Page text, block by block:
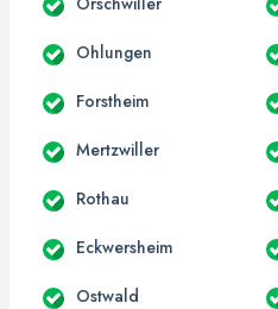
Ohlungen
Forstheim
Mertzwiller
Rothau
Eckwersheim
Ostwald